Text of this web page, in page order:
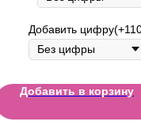
Добавить
Добавить в корзину